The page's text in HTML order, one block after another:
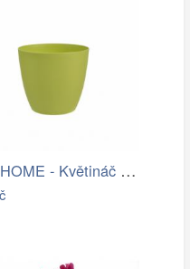
PROHOME - Květináč dekorační ELLA 15cm…